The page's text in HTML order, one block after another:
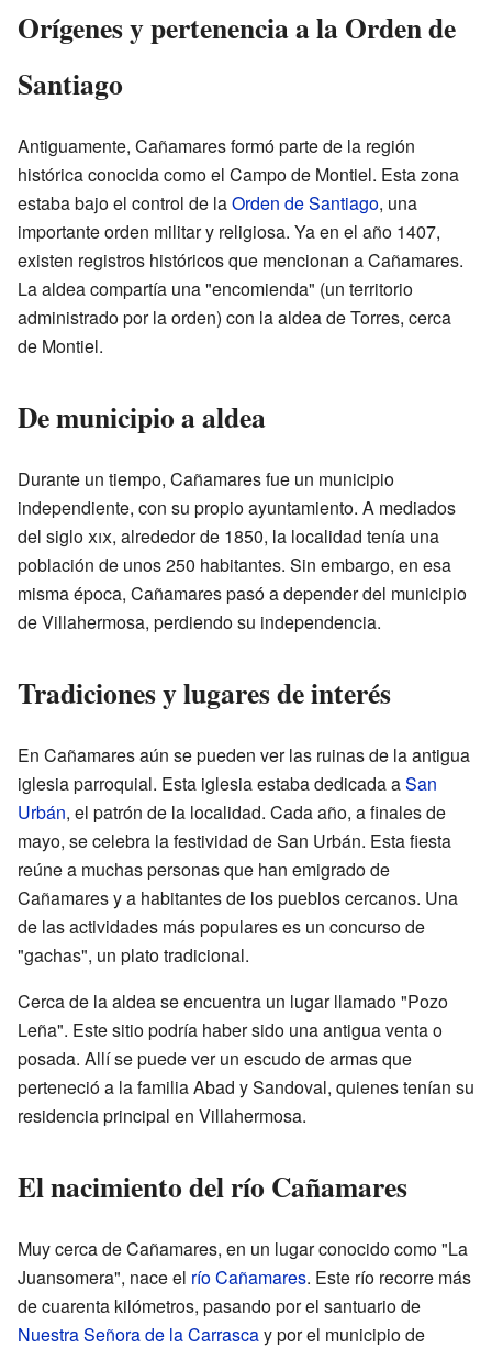
Orígenes y pertenencia a la Orden de
Santiago
Antiguamente, Cañamares formó parte de la región
histórica conocida como el Campo de Montiel. Esta zona
estaba bajo el control de laOrden de Santiago, una
importante orden militar y religiosa. Ya en el año 1407,
existen registros históricos que mencionan a Cañamares.
La aldea compartía una "encomienda" (un territorio
administrado por la orden) con la aldea de Torres, cerca
de Montiel.
De municipio a aldea
Durante un tiempo, Cañamares fue un municipio
independiente, con su propio ayuntamiento. A mediados
del sigloxix, alrededor de 1850, la localidad tenía una
población de unos 250 habitantes. Sin embargo, en esa
misma época, Cañamares pasó a depender del municipio
de Villahermosa, perdiendo su independencia.
Tradiciones y lugares de interés
En Cañamares aún se pueden ver las ruinas de la antigua
iglesia parroquial. Esta iglesia estaba dedicada aSan
Urbán, el patrón de la localidad. Cada año, a finales de
mayo, se celebra la festividad de San Urbán. Esta fiesta
reúne a muchas personas que han emigrado de
Cañamares y a habitantes de los pueblos cercanos. Una
de las actividades más populares es un concurso de
"gachas", un plato tradicional.
Cerca de la aldea se encuentra un lugar llamado "Pozo
Leña". Este sitio podría haber sido una antigua venta o
posada. Allí se puede ver un escudo de armas que
perteneció a la familia Abad y Sandoval, quienes tenían su
residencia principal en Villahermosa.
El nacimiento del río Cañamares
Muy cerca de Cañamares, en un lugar conocido como "La
Juansomera", nace el río Cañamares. Este río recorre más
de cuarenta kilómetros, pasando por el santuario de
Nuestra Señora de la Carrascay por el municipio de